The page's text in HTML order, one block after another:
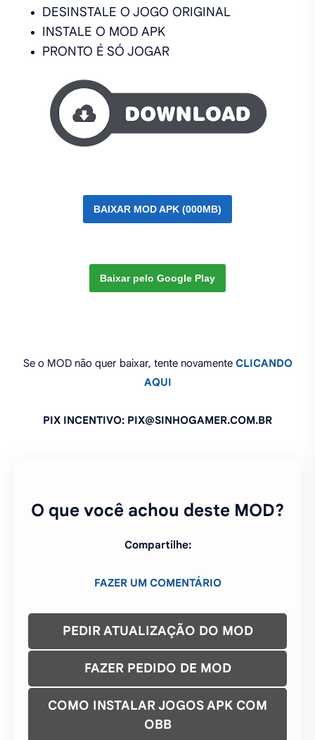
DESINSTALE O JOGO ORIGINAL
INSTALE O MOD APK
PRONTO É SÓ JOGAR
BAIXAR MOD APK (000MB)
Baixar pelo Google Play
Se o MOD não quer baixar, tente novamente CLICANDO
AQUI
PIX INCENTIVO: PIX@SINHOGAMER.COM.BR
O que você achou deste MOD?
Compartilhe:
FAZER UM COMENTÁRIO
PEDIR ATUALIZAÇÃO DO MOD
FAZER PEDIDO DE MOD
COMO INSTALAR JOGOS APK COM
OBB